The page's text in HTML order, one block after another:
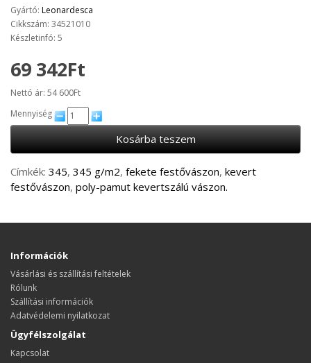
Gyártó: Leonardesca
Cikkszám: 34521010
Készletinfó: 5
69 342Ft
Nettó ár: 54 600Ft
Mennyiség
Kosárba teszem
Címkék: 345, 345 g/m2, fekete festővászon, kevert
festővászon, poly-pamut kevertszálú vászon.
Információk
Vásárlási és szállítási feltételek
Rólunk
Szállítási információk
Adatvédelemi nyilatkozat
Ügyfélszolgálat
Kapcsolat